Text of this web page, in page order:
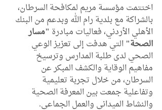
اختتمت مؤسسة مريم لمكافحة السرطان،
بالشراكة مع بلدية رام الله وبدعم من البنك
الأهلي الأردني، فعاليات مبادرة "مسار
الصحة" التي هدفت إلى تعزيز الوعي
الصحي لدى طلبة المدارس وترسيخ
مفاهيم الوقاية والكشف المبكر عن
السرطان، من خلال تجربة تعليمية
وتفاعلية جمعت بين المعرفة الصحية
والنشاط الميداني والعمل الجماعي.